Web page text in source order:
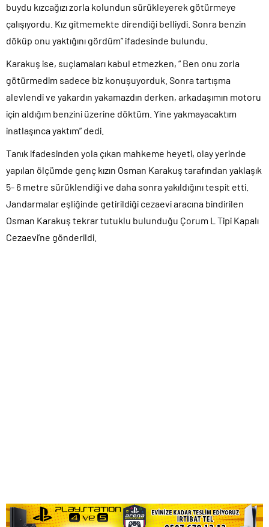
buydu kızcağızı zorla kolundun sürükleyerek götürmeye
çalışıyordu. Kız gitmemekte direndiği belliydi. Sonra benzin
döküp onu yaktığını gördüm” ifadesinde bulundu.
Karakuş ise, suçlamaları kabul etmezken, “ Ben onu zorla
götürmedim sadece biz konuşuyorduk. Sonra tartışma
alevlendi ve yakardın yakamazdın derken, arkadaşımın motoru
için aldığım benzini üzerine döktüm. Yine yakmayacaktım
inatlaşınca yaktım” dedi.
Tanık ifadesinden yola çıkan mahkeme heyeti, olay yerinde
yapılan ölçümde genç kızın Osman Karakuş tarafından yaklaşık
5- 6 metre sürüklendiği ve daha sonra yakıldığını tespit etti.
Jandarmalar eşliğinde getirildiği cezaevi aracına bindirilen
Osman Karakuş tekrar tutuklu bulunduğu Çorum L Tipi Kapalı
Cezaevi’ne gönderildi.